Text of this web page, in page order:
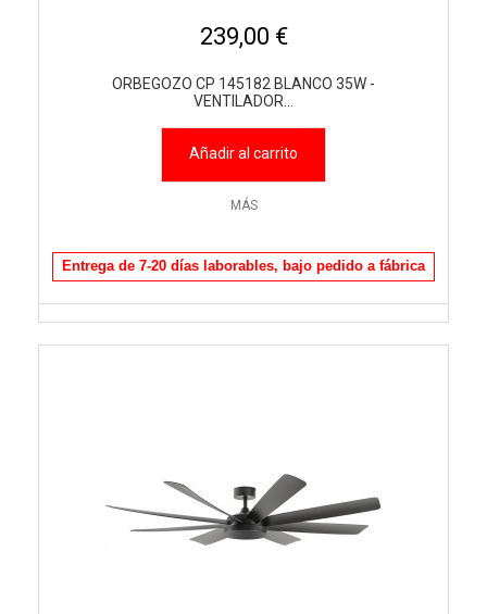
239,00 €
ORBEGOZO CP 145182 BLANCO 35W -
VENTILADOR...
Añadir al carrito
MÁS
Entrega de 7-20 días laborables, bajo pedido a fábrica